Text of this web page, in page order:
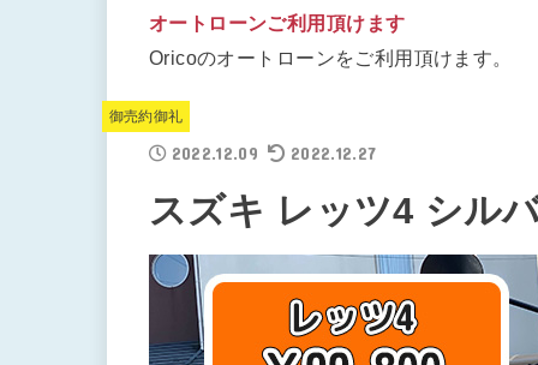
オートローンご利用頂けます
Oricoのオートローンをご利用頂けます。
御売約御礼
2022.12.09 2022.12.27
スズキ レッツ4 シル